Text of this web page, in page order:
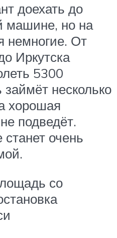
доехать до
машине, но на
немногие. От
Иркутска
5300
несколько
хорошая
подведёт.
очень
со